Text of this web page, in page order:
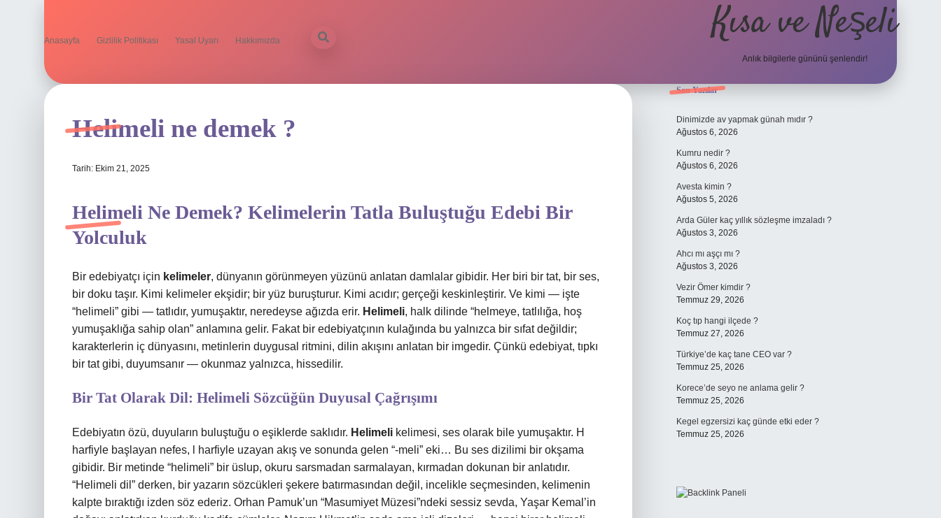
Anasayfa Gizlilik Politikası Yasal Uyarı Hakkımızda Kısa ve Neşeli
Anlık bilgilerle gününü şenlendir!
Helimeli ne demek ?
Tarih: Ekim 21, 2025
Helimeli Ne Demek? Kelimelerin Tatla Buluştuğu Edebi Bir
Yolculuk
Bir edebiyatçı için kelimeler, dünyanın görünmeyen yüzünü anlatan damlalar gibidir. Her biri bir tat, bir ses,
bir doku taşır. Kimi kelimeler ekşidir; bir yüz buruşturur. Kimi acıdır; gerçeği keskinleştirir. Ve kimi — işte
“helimeli” gibi — tatlıdır, yumuşaktır, neredeyse ağızda erir. Helimeli, halk dilinde “helmeye, tatlılığa, hoş
yumuşaklığa sahip olan” anlamına gelir. Fakat bir edebiyatçının kulağında bu yalnızca bir sıfat değildir;
karakterlerin iç dünyasını, metinlerin duygusal ritmini, dilin akışını anlatan bir imgedir. Çünkü edebiyat, tıpkı
bir tat gibi, duyumsanır — okunmaz yalnızca, hissedilir.
Bir Tat Olarak Dil: Helimeli Sözcüğün Duyusal Çağrışımı
Edebiyatın özü, duyuların buluştuğu o eşiklerde saklıdır. Helimeli kelimesi, ses olarak bile yumuşaktır. H
harfiyle başlayan nefes, l harfiyle uzayan akış ve sonunda gelen “-meli” eki… Bu ses dizilimi bir okşama
gibidir. Bir metinde “helimeli” bir üslup, okuru sarsmadan sarmalayan, kırmadan dokunan bir anlatıdır.
“Helimeli dil” derken, bir yazarın sözcükleri şekere batırmasından değil, incelikle seçmesinden, kelimenin
kalpte bıraktığı izden söz ederiz. Orhan Pamuk’un “Masumiyet Müzesi”ndeki sessiz sevda, Yaşar Kemal’in
Sidebar
Son Yazılar
Dinimizde av yapmak günah mıdır ?
Ağustos 6, 2026
Kumru nedir ?
Ağustos 6, 2026
Avesta kimin ?
Ağustos 5, 2026
Arda Güler kaç yıllık sözleşme imzaladı ?
Ağustos 3, 2026
Ahcı mı aşçı mı ?
Ağustos 3, 2026
Vezir Ömer kimdir ?
Temmuz 29, 2026
Koç tıp hangi ilçede ?
Temmuz 27, 2026
Türkiye’de kaç tane CEO var ?
Temmuz 25, 2026
Korece’de seyo ne anlama gelir ?
Temmuz 25, 2026
Kegel egzersizi kaç günde etki eder ?
Temmuz 25, 2026